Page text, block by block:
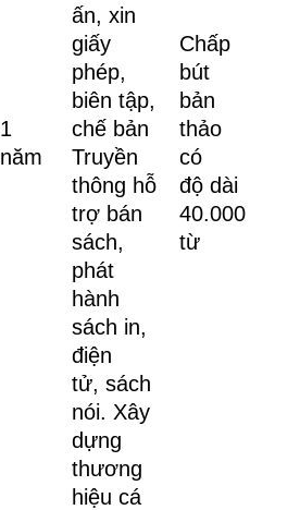
1
năm
ấn, xin
giấy
phép,
biên tập,
chế bản
Truyền
thông hỗ
trợ bán
sách,
phát
hành
sách in,
điện
tử, sách
nói. Xây
dựng
thương
hiệu cá
Chấp
bút
bản
thảo
có
độ dài
40.000
từ